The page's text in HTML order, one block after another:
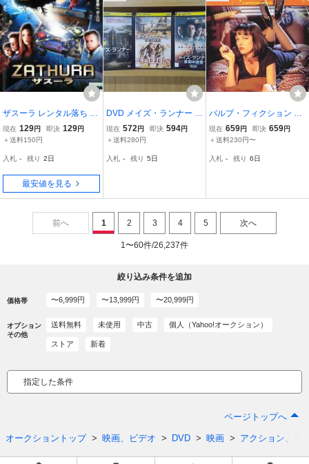
ザスーラ レンタル落ち 中
古 DVD
現在 129円 即決 129円
＋送料150円
入札 - 残り 2日
最安値を見る
DVD メイズ・ランナー +
2 砂漠の迷宮 + 最期の迷
宮 全3巻 ※ケース無し発
現在 572 円 即決 594円
＋送料280円
入札 - 残り 5日
パルプ・フィクション レ
ンタル落ち 中古 DVD
現在 659円 即決 659円
＋送料230円〜
入札 - 残り 6日
前へ 1 2 3 4 5 次へ
1〜60件/26,237件
絞り込み条件を追加
価格帯 〜6,999円 〜13,999円 〜20,999円
オプション
その他
送料無料 未使用 中古 個人（Yahoo!オークション）
ストア 新着
指定した条件
ページトップへ
オークショントップ 映画、ビデオ DVD 映画 アクション、ア